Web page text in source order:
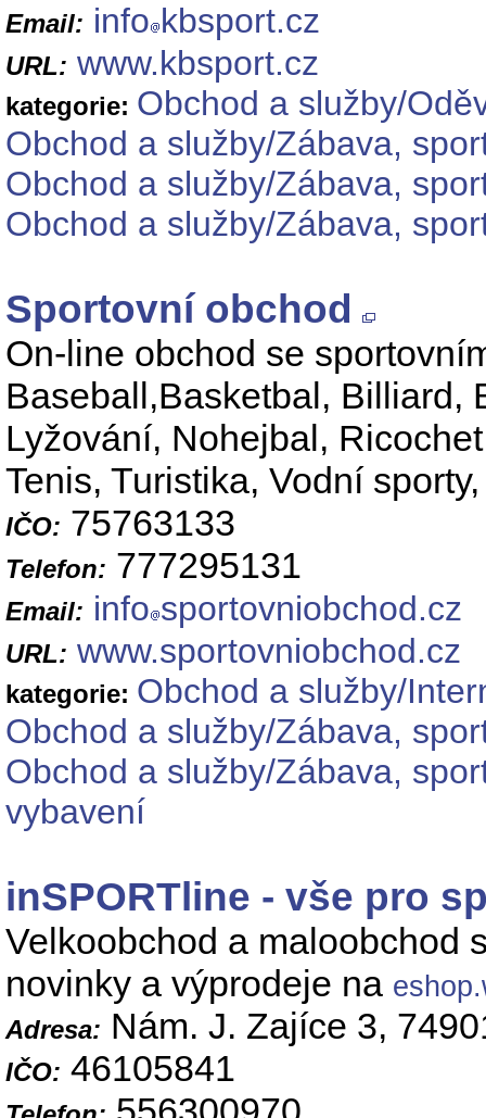
Email: info kbsport.cz
URL: www.kbsport.cz
kategorie: Obchod a služby/
Obchod a služby/Zábava,
Obchod a služby/Zábava,
Obchod a služby/Zábava,
Sportovní obchod
On-line obchod se
Baseball,Basketbal, Billiard,
Lyžování, Nohejbal,
Tenis, Turistika, Vodní
IČO: 75763133
Telefon: 777295131
Email: info sportovniobchod.cz
URL: www.sportovniobchod.cz
kategorie: Obchod a služby/
Obchod a služby/Zábava,
Obchod a služby/Zábava,
vybavení
inSPORTline - vše pro
Velkoobchod a maloobchod
novinky a výprodeje na
Adresa: Nám. J. Zajíce 3,
IČO: 46105841